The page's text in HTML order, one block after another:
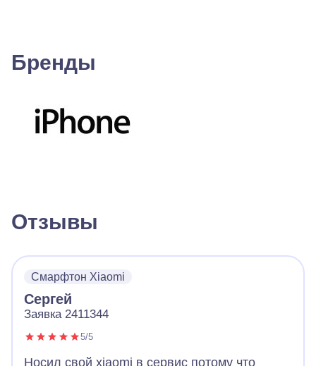
Бренды
Отзывы
Смарфтон Xiaomi
Сергей
Заявка 2411344
5/5
Носил свой xiaomi в сервис потому что